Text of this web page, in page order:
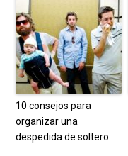
10 consejos para
organizar una
despedida de soltero